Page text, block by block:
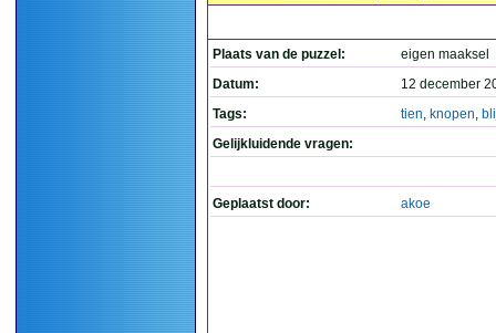
Plaats van de puzzel:
eigen maaksel
Datum:
12 december
Tags:
tien, knopen,
Gelijkluidende vragen:
Geplaatst door: akoe